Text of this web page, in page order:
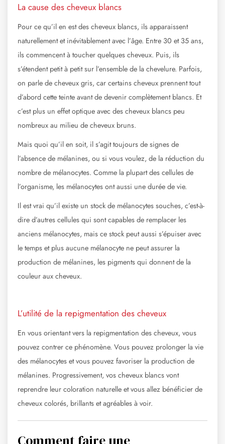
La cause des cheveux blancs
Pour ce qu’il en est des cheveux blancs, ils apparaissent
naturellement et inévitablement avec l’âge. Entre 30 et 35 ans,
ils commencent à toucher quelques cheveux. Puis, ils
s’étendent petit à petit sur l’ensemble de la chevelure. Parfois,
on parle de cheveux gris, car certains cheveux prennent tout
d’abord cette teinte avant de devenir complètement blancs. Et
c’est plus un effet optique avec des cheveux blancs peu
nombreux au milieu de cheveux bruns.
Mais quoi qu’il en soit, il s’agit toujours de signes de
l’absence de mélanines, ou si vous voulez, de la réduction du
nombre de mélanocytes. Comme la plupart des cellules de
l’organisme, les mélanocytes ont aussi une durée de vie.
Il est vrai qu’il existe un stock de mélanocytes souches, c’est-à-
dire d’autres cellules qui sont capables de remplacer les
anciens mélanocytes, mais ce stock peut aussi s’épuiser avec
le temps et plus aucune mélanocyte ne peut assurer la
production de mélanines, les pigments qui donnent de la
couleur aux cheveux.
L’utilité de la repigmentation des cheveux
En vous orientant vers la repigmentation des cheveux, vous
pouvez contrer ce phénomène. Vous pouvez prolonger la vie
des mélanocytes et vous pouvez favoriser la production de
mélanines. Progressivement, vos cheveux blancs vont
reprendre leur coloration naturelle et vous allez bénéficier de
cheveux colorés, brillants et agréables à voir.